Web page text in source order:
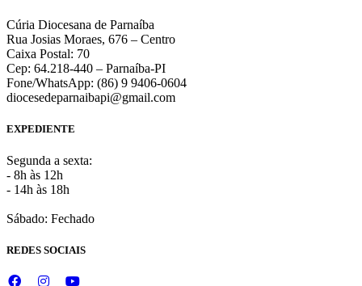
Cúria Diocesana de Parnaíba
Rua Josias Moraes, 676 – Centro
Caixa Postal: 70
Cep: 64.218-440 – Parnaíba-PI
Fone/WhatsApp: (86) 9 9406-0604
diocesedeparnaibapi@gmail.com
EXPEDIENTE
Segunda a sexta:
- 8h às 12h
- 14h às 18h
Sábado: Fechado
REDES SOCIAIS